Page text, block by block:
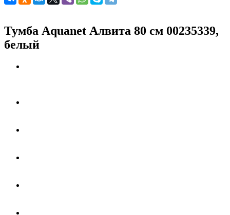
Тумба Aquanet Алвита 80 см 00235339,
белый